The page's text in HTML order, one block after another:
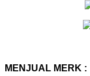
MENJUAL MERK :